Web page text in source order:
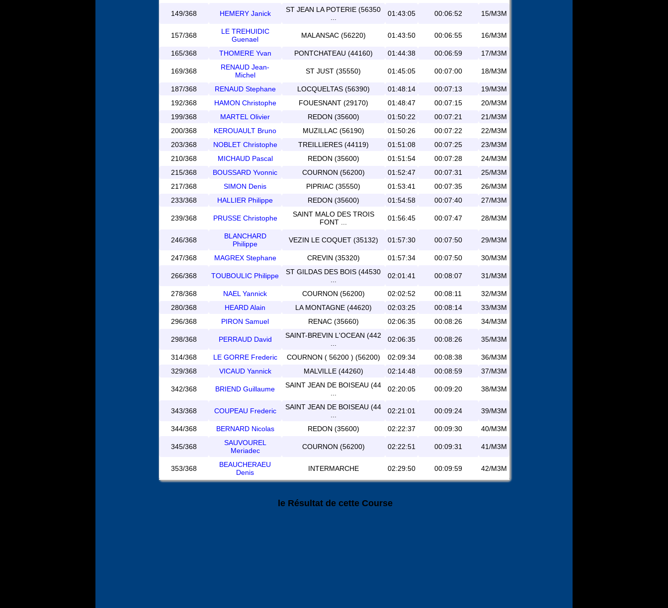
149/368 HEMERY Janick
ST JEAN LA POTERIE (56350
01:43:05 00:06:52 15/M3M
157/368
LE TREHUIDIC
Guenael
MALANSAC (56220) 01:43:50 00:06:55 16/M3M
165/368 THOMERE Yvan PONTCHATEAU (44160) 01:44:38 00:06:59 17/M3M
169/368
RENAUD Jean-
Michel
ST JUST (35550) 01:45:05 00:07:00 18/M3M
187/368 RENAUD Stephane LOCQUELTAS (56390) 01:48:14 00:07:13
19/M3M
192/368
HAMON Christophe FOUESNANT (29170) 01:48:47 00:07:15
20/M3M
199/368
MARTEL Olivier REDON (35600) 01:50:22 00:07:21
21/M3M
200/368
KEROUAULT Bruno MUZILLAC (56190) 01:50:26 00:07:22
22/M3M
203/368
NOBLET Christophe TREILLIERES (44119) 01:51:08 00:07:25
23/M3M
210/368
MICHAUD Pascal REDON (35600) 01:51:54 00:07:28
24/M3M
215/368
BOUSSARD Yvonnic COURNON (56200) 01:52:47 00:07:31
25/M3M
217/368
SIMON Denis PIPRIAC (35550) 01:53:41 00:07:35
26/M3M
233/368
HALLIER Philippe REDON (35600) 01:54:58 00:07:40 27/M3M
239/368 PRUSSE Christophe
SAINT MALO DES TROIS
FONT ...
01:56:45 00:07:47 28/M3M
246/368
BLANCHARD
Philippe
VEZIN LE COQUET (35132) 01:57:30 00:07:50 29/M3M
247/368 MAGREX Stephane CREVIN (35320) 01:57:34 00:07:50 30/M3M
266/368 TOUBOULIC Philippe
ST GILDAS DES BOIS (44530
02:01:41 00:08:07 31/M3M
278/368 NAEL Yannick COURNON (56200) 02:02:52 00:08:11
32/M3M
280/368
HEARD Alain LA MONTAGNE (44620) 02:03:25 00:08:14
33/M3M
296/368
PIRON Samuel RENAC (35660) 02:06:35 00:08:26 34/M3M
298/368 PERRAUD David
SAINT-BREVIN L'OCEAN (442
02:06:35 00:08:26 35/M3M
314/368 LE GORRE Frederic COURNON ( 56200 ) (56200) 02:09:34 00:08:38
36/M3M
329/368
VICAUD Yannick MALVILLE (44260) 02:14:48 00:08:59 37/M3M
342/368 BRIEND Guillaume
SAINT JEAN DE BOISEAU (44
02:20:05 00:09:20 38/M3M
343/368 COUPEAU Frederic
SAINT JEAN DE BOISEAU (44
02:21:01 00:09:24 39/M3M
344/368 BERNARD Nicolas REDON (35600) 02:22:37 00:09:30 40/M3M
345/368
SAUVOUREL
Meriadec
COURNON (56200) 02:22:51 00:09:31 41/M3M
353/368
BEAUCHERAEU
Denis
INTERMARCHE 02:29:50 00:09:59 42/M3M
le Résultat de cette Course